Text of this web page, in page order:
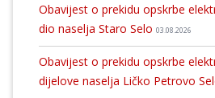
Obavijest o prekidu opskrbe
dio naselja Staro Selo 03.08.2026
Obavijest o prekidu opskrbe
dijelove naselja Ličko Petrovo